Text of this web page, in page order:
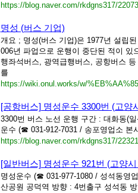
https://blog.naver.com/rkdgns317/
명성 (버스 기업)
개요 ; 명성(버스 기업)은 1977년 설립
006년 파업으로 운행이 중단된 적이 있
행좌석버스, 광역급행버스, 공항버스
를
[공항버스] 명성운수 3300번 (고
3300번 버스 노선 운행 구간 : 대화동(
운수 (☎ 031-912-7031 / 송포영업소 본
https://blog.naver.com/rkdgns317/
[일반버스] 명성운수 921번 (고양
명성운수 (☎ 031-977-1080 / 성석동영
산공원 공덕역 방향 : 4번출구 성석동